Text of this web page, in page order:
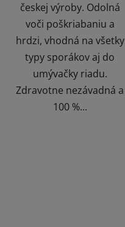
českej výroby. Odolná
voči poškriabaniu a
hrdzi, vhodná na všetky
typy sporákov aj do
umývačky riadu.
Zdravotne nezávadná a
100 %...